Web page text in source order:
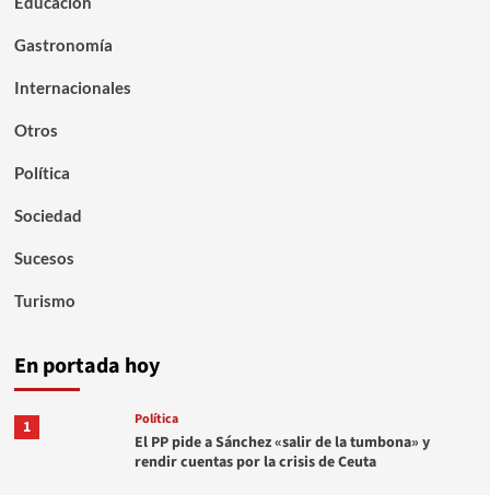
Gastronomía
Internacionales
Otros
Política
Sociedad
Sucesos
Turismo
En portada hoy
1 Política
El PP pide a Sánchez «salir de la tumbona» y
rendir cuentas por la crisis de Ceuta